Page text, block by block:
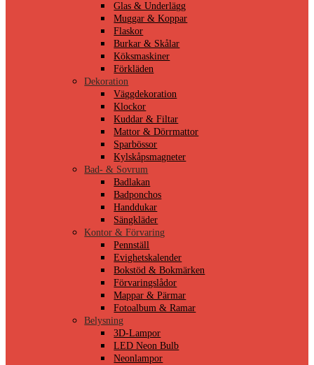
Glas & Underlägg
Muggar & Koppar
Flaskor
Burkar & Skålar
Köksmaskiner
Förkläden
Dekoration
Väggdekoration
Klockor
Kuddar & Filtar
Mattor & Dörrmattor
Sparbössor
Kylskåpsmagneter
Bad- & Sovrum
Badlakan
Badponchos
Handdukar
Sängkläder
Kontor & Förvaring
Pennställ
Evighetskalender
Bokstöd & Bokmärken
Förvaringslådor
Mappar & Pärmar
Fotoalbum & Ramar
Belysning
3D-Lampor
LED Neon Bulb
Neonlampor